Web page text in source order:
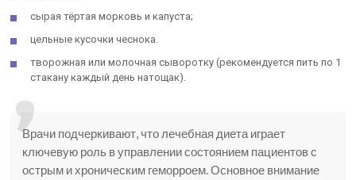
сырая тёртая морковь и капуста;
цельные кусочки чеснока.
творожная или молочная сыворотку (рекомендуется пить по 1
стакану каждый день натощак).
Врачи подчеркивают, что лечебная диета играет
ключевую роль в управлении состоянием пациентов с
острым и хроническим геморроем. Основное внимание